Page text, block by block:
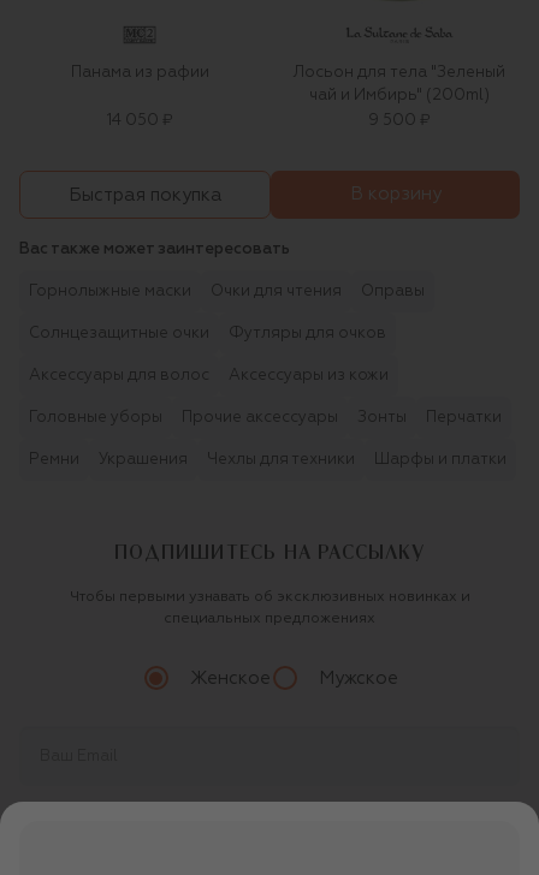
Панама из рафии
14 050 ₽
Лосьон для тела "Зеленый
чай и Имбирь" (200ml)
9 500 ₽
Быстрая покупка В корзину
Вас также может заинтересовать
Горнолыжные маски Очки для чтения Оправы
Солнцезащитные очки Футляры для очков
Аксессуары для волос Аксессуары из кожи
Головные уборы Прочие аксессуары Зонты Перчатки
Ремни Украшения Чехлы для техники Шарфы и платки
ПОДПИШИТЕСЬ НА РАССЫЛКУ
Чтобы первыми узнавать об эксклюзивных новинках и
специальных предложениях
Женское Мужское